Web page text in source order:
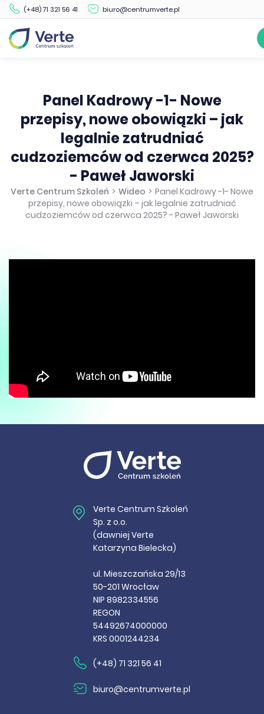
(+48) 71 321 56 41 biuro@centrumverte.pl
Panel Kadrowy -1- Nowe
przepisy, nowe obowiązki – jak
legalnie zatrudniać
cudzoziemców od czerwca 2025?
- Paweł Jaworski
Verte Centrum Szkoleń > Wideo > Panel Kadrowy -1- Nowe
przepisy, nowe obowiązki – jak legalnie zatrudniać
cudzoziemców od czerwca 2025? - Paweł Jaworski
Verte Centrum Szkoleń
Sp. z o.o.
(dawniej Verte
Katarzyna Bielecka)
ul. Mieszczańska 29/13
50-201 Wrocław
NIP 8982334556
REGON
54492674000000
KRS 0001244234
(+48) 71 321 56 41
biuro@centrumverte.pl